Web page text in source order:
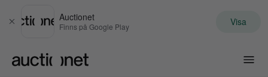
Stäng
Auctionet
Finns på Google Play Visa